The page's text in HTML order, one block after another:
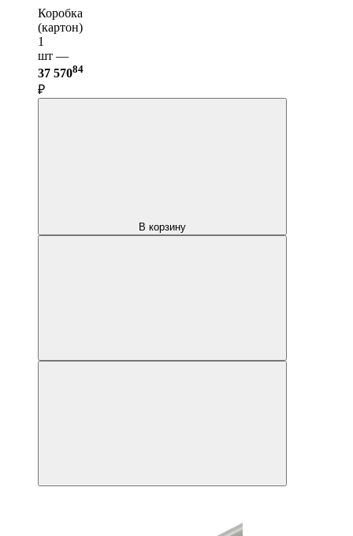
Коробка
(картон)
1
шт —
37 57084
₽
В корзину